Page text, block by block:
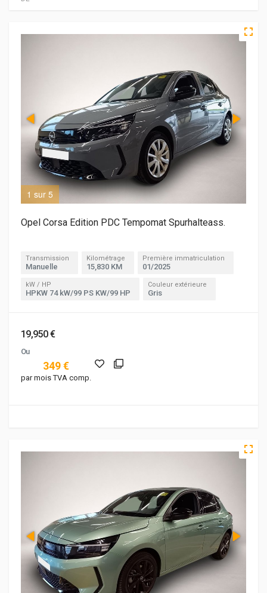
1 sur 5
Opel Corsa Edition PDC Tempomat Spurhalteass.
Transmission
Manuelle
Kilométrage
15,830 KM
Première immatriculation
01/2025
kW / HP
HPKW 74 kW/99 PS KW/99 HP
Couleur extérieure
Gris
19,950 €
Ou
349 €
par mois TVA comp.